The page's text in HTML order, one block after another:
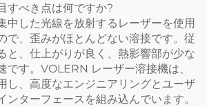
すべき点は何ですか?
中した光線を放射するレーザーを使用
で、歪みがほとんどない溶接です。従
と、仕上がりが良く、熱影響部が少な
です。VOLERN レーザー溶接機は、
し、高度なエンジニアリングとユーザ
ンターフェースを組み込んでいます。